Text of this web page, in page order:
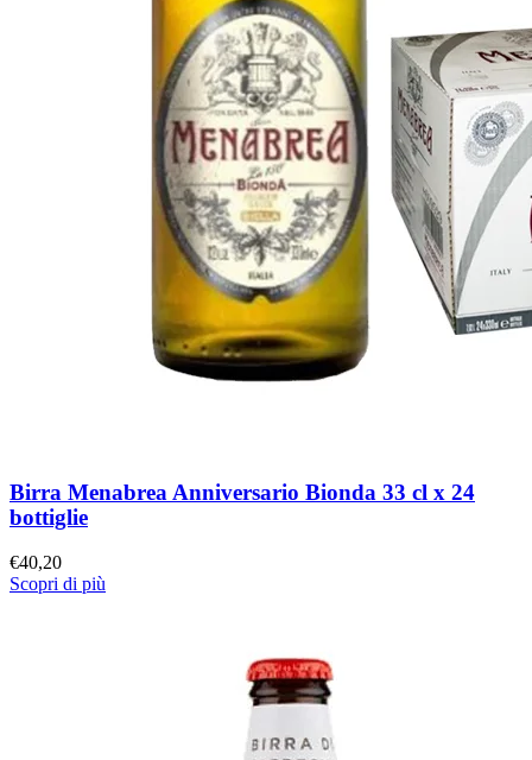
Birra Menabrea Anniversario Bionda 33 cl x 24
bottiglie
€40,20
Scopri di più